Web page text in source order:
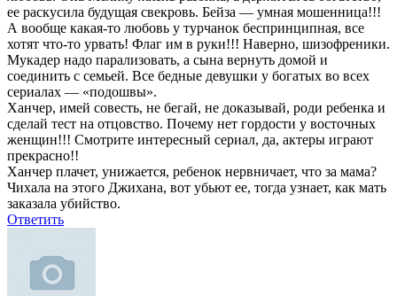
ее раскусила будущая свекровь. Бейза — умная мошенница!!!
А вообще какая-то любовь у турчанок беспринципная, все
хотят что-то урвать! Флаг им в руки!!! Наверно, шизофреники.
Мукадер надо парализовать, а сына вернуть домой и
соединить с семьей. Все бедные девушки у богатых во всех
сериалах — «подошвы».
Ханчер, имей совесть, не бегай, не доказывай, роди ребенка и
сделай тест на отцовство. Почему нет гордости у восточных
женщин!!! Смотрите интересный сериал, да, актеры играют
прекрасно!!
Ханчер плачет, унижается, ребенок нервничает, что за мама?
Чихала на этого Джихана, вот убьют ее, тогда узнает, как мать
заказала убийство.
Ответить